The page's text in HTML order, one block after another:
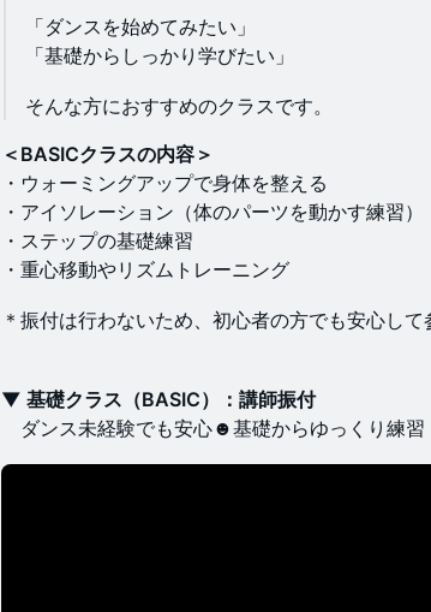
「ダンスを始めてみたい」
「基礎からしっかり学びたい」
そんな方におすすめのクラスです。
＜BASICクラスの内容＞
・ウォーミングアップで身体を整える
・アイソレーション（体のパーツを動かす練習）
・ステップの基礎練習
・重心移動やリズムトレーニング
＊振付は行わないため、初心者の方でも安心し
▼ 基礎クラス（BASIC）：講師振付
ダンス未経験でも安心☻基礎からゆっくり練習